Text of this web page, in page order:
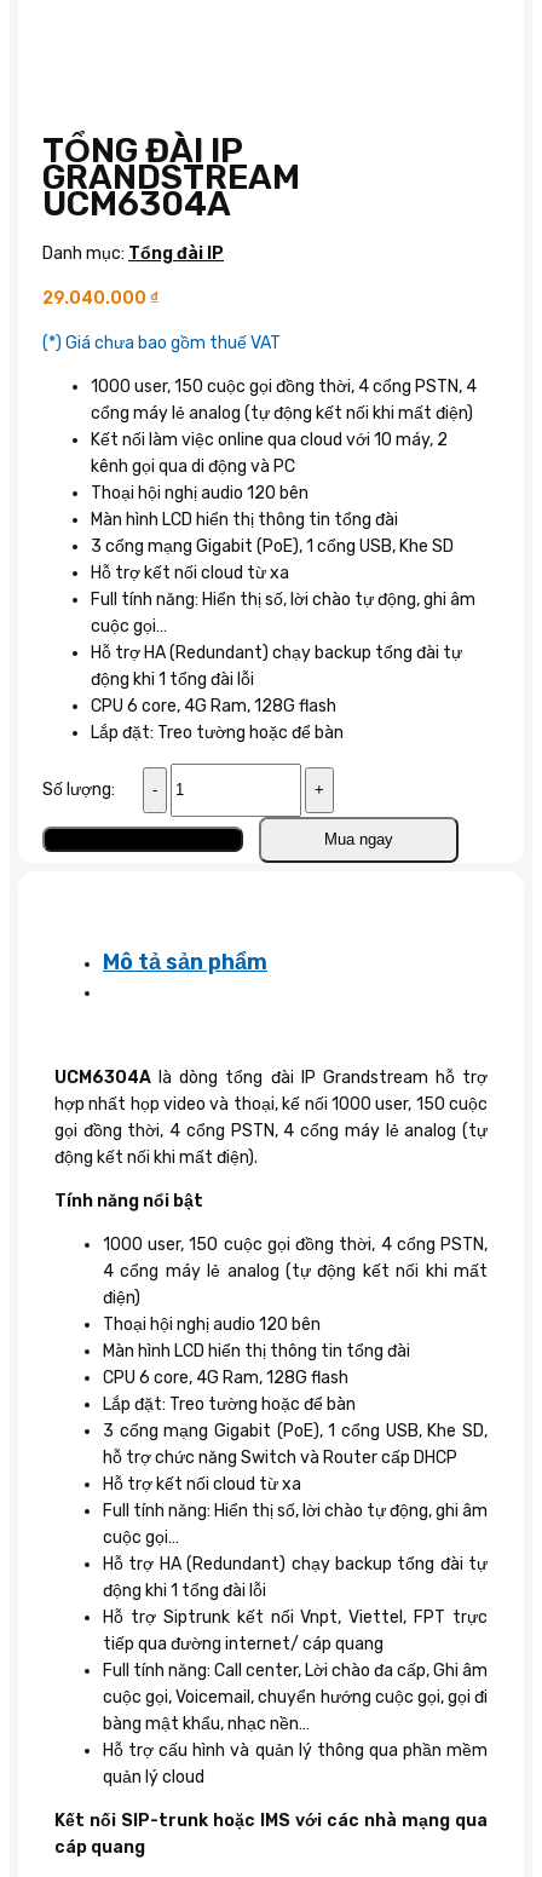
TỔNG ĐÀI IP
GRANDSTREAM
UCM6304A
Danh mục: Tổng đài IP
29.040.000 ₫
(*) Giá chưa bao gồm thuế VAT
1000 user, 150 cuộc gọi đồng thời, 4 cổng PSTN, 4
cổng máy lẻ analog (tự động kết nối khi mất điện)
Kết nối làm việc online qua cloud với 10 máy, 2
kênh gọi qua di động và PC
Thoại hội nghị audio 120 bên
Màn hình LCD hiển thị thông tin tổng đài
3 cổng mạng Gigabit (PoE), 1 cổng USB, Khe SD
Hỗ trợ kết nối cloud từ xa
Full tính năng: Hiển thị số, lời chào tự động, ghi âm
cuộc gọi…
Hỗ trợ HA (Redundant) chạy backup tổng đài tự
động khi 1 tổng đài lỗi
CPU 6 core, 4G Ram, 128G flash
Lắp đặt: Treo tường hoặc để bàn
Số lượng:
đài
IP
Grandstream
Mua ngay
Mô tả sản phẩm
UCM6304A là dòng tổng đài IP Grandstream hỗ trợ
hợp nhất họp video và thoại, kế nối 1000 user, 150 cuộc
gọi đồng thời, 4 cổng PSTN, 4 cổng máy lẻ analog (tự
động kết nối khi mất điện).
Tính năng nổi bật
1000 user, 150 cuộc gọi đồng thời, 4 cổng PSTN,
4 cổng máy lẻ analog (tự động kết nối khi mất
điện)
Thoại hội nghị audio 120 bên
Màn hình LCD hiển thị thông tin tổng đài
CPU 6 core, 4G Ram, 128G flash
Lắp đặt: Treo tường hoặc để bàn
3 cổng mạng Gigabit (PoE), 1 cổng USB, Khe SD,
hỗ trợ chức năng Switch và Router cấp DHCP
Hỗ trợ kết nối cloud từ xa
Full tính năng: Hiển thị số, lời chào tự động, ghi âm
cuộc gọi…
Hỗ trợ HA (Redundant) chạy backup tổng đài tự
động khi 1 tổng đài lỗi
Hỗ trợ Siptrunk kết nối Vnpt, Viettel, FPT trực
tiếp qua đường internet/ cáp quang
Full tính năng: Call center, Lời chào đa cấp, Ghi âm
cuộc gọi, Voicemail, chuyển hướng cuộc gọi, gọi đi
bàng mật khẩu, nhạc nền…
Hỗ trợ cấu hình và quản lý thông qua phần mềm
quản lý cloud
Kết nối SIP-trunk hoặc IMS với các nhà mạng qua
cáp quang